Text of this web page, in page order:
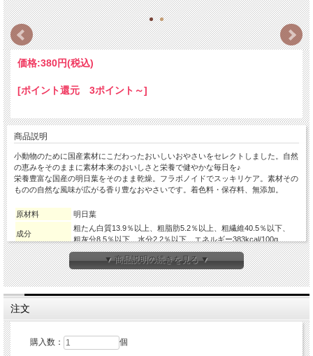
価格:380円(税込)
[ポイント還元 3ポイント～]
商品説明
小動物のために国産素材にこだわったおいしいおやさいをセレクトしました。自然
の恵みをそのままに素材本来のおいしさと栄養で健やかな毎日を♪
栄養豊富な国産の明日葉をそのまま乾燥。フラボノイドでスッキリケア。素材その
ものの自然な風味が広がる香り豊なおやさいです。着色料・保存料、無添加。
原材料 明日葉
成分
粗たん白質13.9％以上、粗脂肪5.2％以上、粗繊維40.5％以下、
粗灰分8.5％以下、水分2.2％以下、エネルギー383kcal/100g
内容量
8g
メーカー
ナチュラルペットフーズ
対象ペット
うさぎ・モルモット・チンチラ・デグー・他の小動物
原産国
日本
▼ 商品説明の続きを見る ▼
注文
購入数： 個